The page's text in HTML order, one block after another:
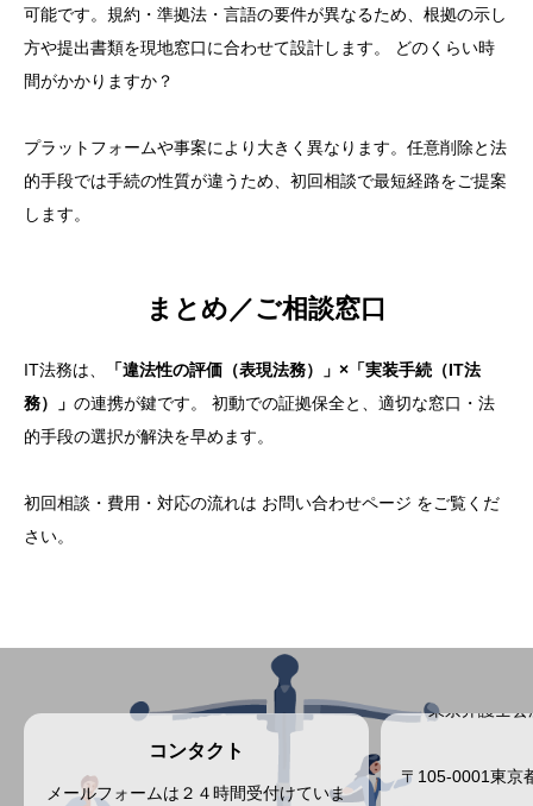
可能です。規約・準拠法・言語の要件が異なるため、根拠の示し
方や提出書類を現地窓口に合わせて設計します。 どのくらい時
間がかかりますか？
プラットフォームや事案により大きく異なります。任意削除と法
的手段では手続の性質が違うため、初回相談で最短経路をご提案
します。
まとめ／ご相談窓口
IT法務は、
「違法性の評価（表現法務）」×「実装手続（IT法
務）」 の連携が鍵です。 初動での証拠保全と、適切な窓口・法
的手段の選択が解決を早めます。
初回相談・費用・対応の流れは お問い合わせページ をご覧くだ
さい。
コンタクト
メールフォームは２４時間受付けていま
東京弁護士
〒105-0001東京